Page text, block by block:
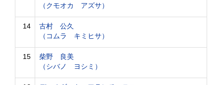
（クモオカ アズサ）
14
古村 公久
（コムラ キミヒサ）
15
柴野 良美
（シバノ ヨシミ）